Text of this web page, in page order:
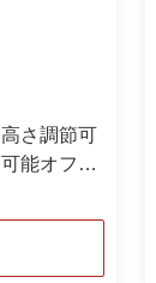
さ調節可
能オフィ